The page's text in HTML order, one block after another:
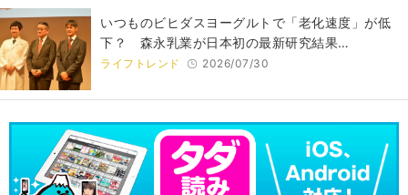
いつものビヒダスヨーグルトで「老化速度」が低
下？ 森永乳業が日本初の最新研究結果…
ライフトレンド 2026/07/30